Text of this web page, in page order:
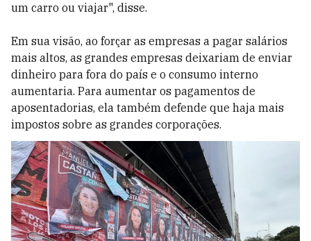
um carro ou viajar", disse.
Em sua visão, ao forçar as empresas a pagar salários
mais altos, as grandes empresas deixariam de enviar
dinheiro para fora do país e o consumo interno
aumentaria. Para aumentar os pagamentos de
aposentadorias, ela também defende que haja mais
impostos sobre as grandes corporações.